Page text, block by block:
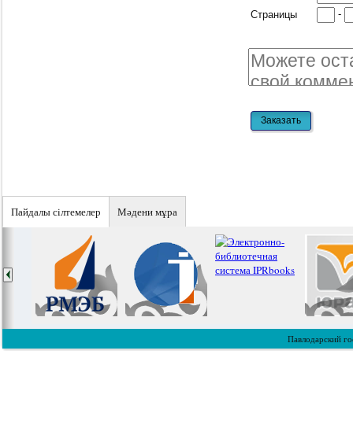
Страницы
-
Пайдалы сiлтемелер Мәдени мұра
Павлодарский